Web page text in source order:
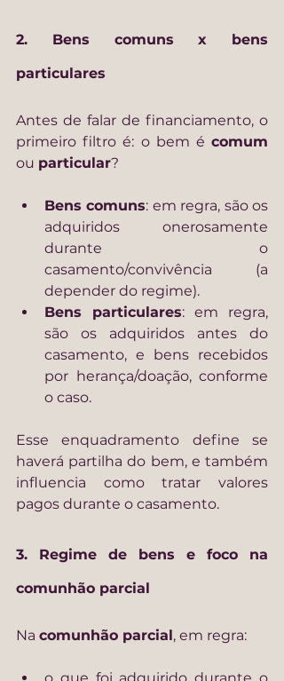
2. Bens comuns x bens
particulares
Antes de falar de financiamento, o
primeiro filtro é: o bem é comum
ou particular?
Bens comuns: em regra, são os
adquiridos onerosamente
durante o
casamento/convivência (a
depender do regime).
Bens particulares: em regra,
são os adquiridos antes do
casamento, e bens recebidos
por herança/doação, conforme
o caso.
Esse enquadramento define se
haverá partilha do bem, e também
influencia como tratar valores
pagos durante o casamento.
3. Regime de bens e foco na
comunhão parcial
Na comunhão parcial, em regra: